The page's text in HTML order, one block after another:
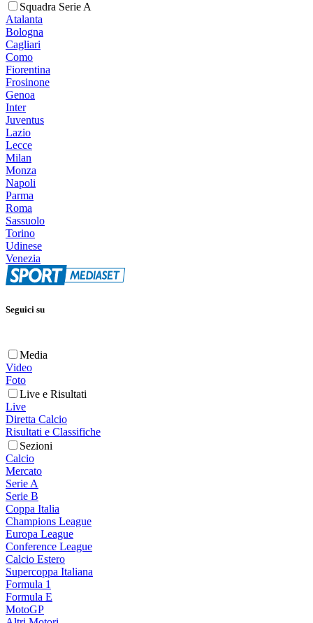
Squadra Serie A
Atalanta
Bologna
Cagliari
Como
Fiorentina
Frosinone
Genoa
Inter
Juventus
Lazio
Lecce
Milan
Monza
Napoli
Parma
Roma
Sassuolo
Torino
Udinese
Venezia
Seguici su
Media
Video
Foto
Live e Risultati
Live
Diretta Calcio
Risultati e Classifiche
Sezioni
Calcio
Mercato
Serie A
Serie B
Coppa Italia
Champions League
Europa League
Conference League
Calcio Estero
Supercoppa Italiana
Formula 1
Formula E
MotoGP